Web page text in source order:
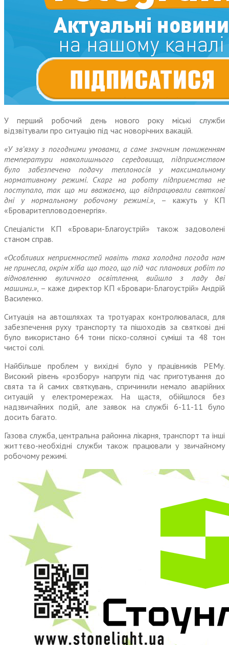
У перший робочий день нового року міські служби
відзвітували про ситуацію під час новорічних вакацій.
«У зв’язку з погодними умовами, а саме значним пониженням
температури навколишнього середовища, підприємством
було забезпечено подачу теплоносія у максимальному
нормативному режимі. Скарг на роботу підприємства не
поступало, так що ми вважаємо, що відпрацювали святкові
дні у нормальному робочому режимі.», – кажуть у КП
«Броваритепловодоенергія».
Спеціалісти КП «Бровари-Благоустрій» також задоволені
станом справ.
«Особливих неприємностей навіть така холодна погода нам
не принесла, окрім хіба що того, що під час планових робіт по
відновленню вуличного освітлення, вийшло з ладу дві
машини.», – каже директор КП «Бровари-Благоустрій» Андрій
Василенко.
Ситуація на автошляхах та тротуарах контролювалася, для
забезпечення руху транспорту та пішоходів за святкові дні
було використано 64 тони піско-соляної суміші та 48 тон
чистої солі.
Найбільше проблем у вихідні було у працівників РЕМу.
Високий рівень «розбору» напруги під час приготування до
свята та й самих святкувань, спричинили немало аварійних
ситуацій у електромережах. На щастя, обійшлося без
надзвичайних подій, але заявок на службі 6-11-11 було
досить багато.
Газова служба, центральна районна лікарня, транспорт та інші
життєво-необхідні служби також працювали у звичайному
робочому режимі.